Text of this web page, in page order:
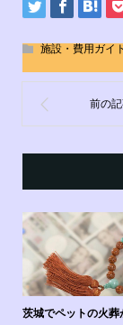
施設・費用ガイ
茨城でペットの火葬